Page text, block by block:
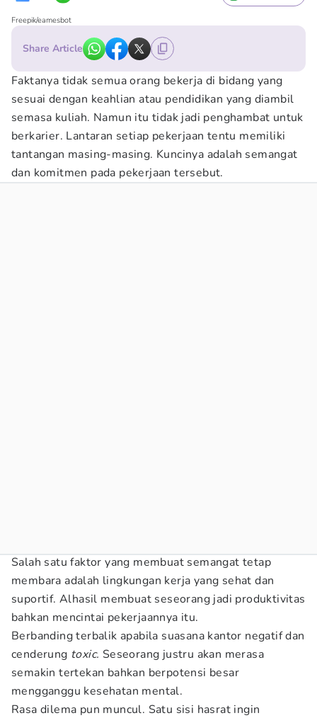
Freepik/eamesbot
Share Article
Faktanya tidak semua orang bekerja di bidang yang
sesuai dengan keahlian atau pendidikan yang diambil
semasa kuliah. Namun itu tidak jadi penghambat untuk
berkarier. Lantaran setiap pekerjaan tentu memiliki
tantangan masing-masing. Kuncinya adalah semangat
dan komitmen pada pekerjaan tersebut.
Salah satu faktor yang membuat semangat tetap
membara adalah lingkungan kerja yang sehat dan
suportif. Alhasil membuat seseorang jadi produktivitas
bahkan mencintai pekerjaannya itu.
Berbanding terbalik apabila suasana kantor negatif dan
cenderung toxic. Seseorang justru akan merasa
semakin tertekan bahkan berpotensi besar
mengganggu kesehatan mental.
Rasa dilema pun muncul. Satu sisi hasrat ingin